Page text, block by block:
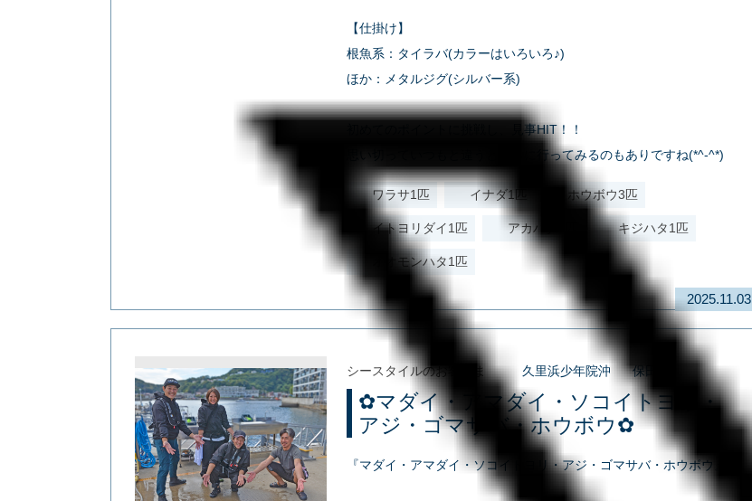
【仕掛け】
根魚系：タイラバ(カラーはいろいろ♪)
ほか：メタルジグ(シルバー系)
初めてのポイントに挑戦し、見事HIT！！
思い切っていつもと違うところに行ってみるのもありですね(*^-^*)
ワラサ1匹 イナダ1匹 ホウボウ3匹
イトヨリダイ1匹 アカハタ1匹 キジハタ1匹
オオモンハタ1匹
2025.11.03
シースタイルのお客さま 久里浜少年院沖 保田沖
✿マダイ・アマダイ・ソコイトヨリ・
アジ・ゴマサバ・ホウボウ✿
『マダイ・アマダイ・ソコイトヨリ・アジ・ゴマサバ・ホウボウ』